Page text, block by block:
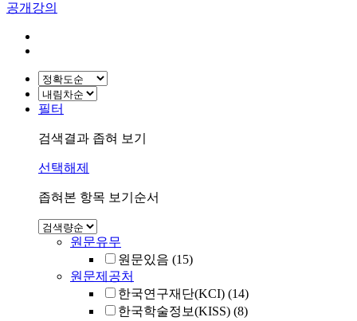
공개강의
필터
검색결과 좁혀 보기
선택해제
좁혀본 항목 보기순서
원문유무
원문있음 (15)
원문제공처
한국연구재단(KCI) (14)
한국학술정보(KISS) (8)